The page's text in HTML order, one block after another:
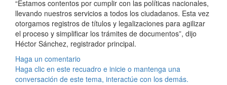
“Estamos contentos por cumplir con las políticas nacionales,
llevando nuestros servicios a todos los ciudadanos. Esta vez
otorgamos registros de títulos y legalizaciones para agilizar
el proceso y simplificar los trámites de documentos”, dijo
Héctor Sánchez, registrador principal.
Haga un comentario
Haga clic en este recuadro e inicie o mantenga una
conversación de este tema, interactúe con los demás.